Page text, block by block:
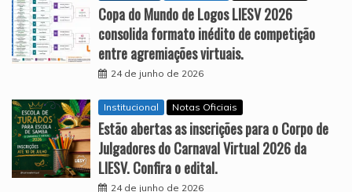
Copa do Mundo de Logos LIESV 2026
consolida formato inédito de competição
entre agremiações virtuais.
24 de junho de 2026
Institucional Notas Oficiais
Estão abertas as inscrições para o Corpo de
Julgadores do Carnaval Virtual 2026 da
LIESV. Confira o edital.
24 de junho de 2026